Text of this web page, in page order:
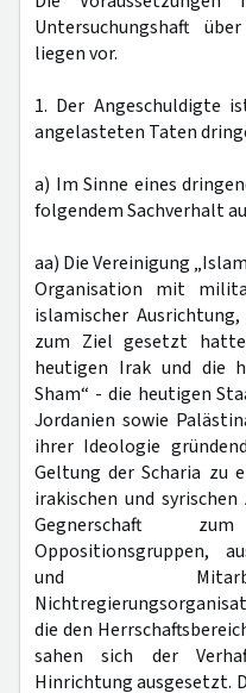
Untersuchungshaft
liegen vor.
1. Der Angeschuldigte
angelasteten Taten
a) Im Sinne eines
folgendem Sachverhalt
aa) Die Vereinigung
Organisation mit
islamischer
zum Ziel gesetzt
heutigen Irak und die
Sham“ - die heutigen
Jordanien sowie
ihrer Ideologie
Geltung der Scharia zu
irakischen und
Gegnerschaft
Oppositionsgruppen,
und
die den
sahen sich der
Hinrichtung ausgesetzt.